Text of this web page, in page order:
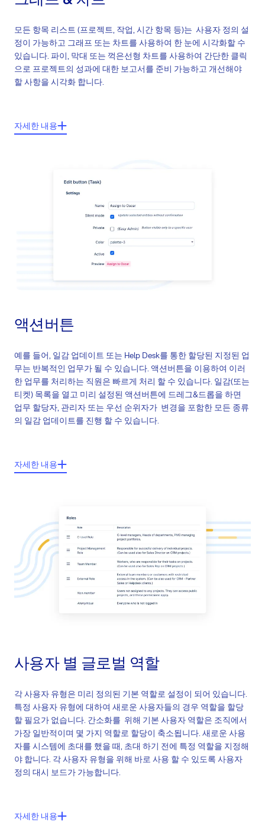
모든 항목 리스트 (프로젝트, 작업, 시간 항목 등)는 사용자 정의 설
정이 가능하고 그래프 또는 차트를 사용하여 한 눈에 시각화할 수
있습니다. 파이, 막대 또는 꺽은선형 차트를 사용하여 간단한 클릭
으로 프로젝트의 성과에 대한 보고서를 준비 가능하고 개선해야
할 사항을 시각화 합니다.
개인화할 수 있는 모든 페이지에서 사용 가능
프로젝트 성과 기반 맞춤형 보고서
자세한 내용
액션버튼
예를 들어, 일감 업데이트 또는 Help Desk를 통한 할당된 지정된 업
무는 반복적인 업무가 될 수 있습니다. 액션버튼을 이용하여 이러
한 업무를 처리하는 직원은 빠르게 처리 할 수 있습니다. 일감(또는
티켓) 목록을 열고 미리 설정된 액션버튼에 드레그&드롭을 하면
업무 할당자, 관리자 또는 우선 순위자가 변경을 포함한 모든 종류
의 일감 업데이트를 진행 할 수 있습니다.
액션버튼으로의 사용자 정의 필드 포함
추가 메뉴에서 사용 가능한 액션버튼의 전체 개요
자세한 내용
사용자 별 글로벌 역할
각 사용자 유형은 미리 정의된 기본 역할로 설정이 되어 있습니다.
특정 사용자 유형에 대하여 새로운 사용자들의 경우 역할을 할당
할 필요가 없습니다. 간소화를 위해 기본 사용자 역할은 조직에서
가장 일반적이며 몇 가지 역할로 할당이 축소됩니다. 새로운 사용
자를 시스템에 초대를 했을 때, 초대 하기 전에 특정 역할을 지정해
야 합니다. 각 사용자 유형을 위해 바로 사용 할 수 있도록 사용자
정의 대시 보드가 가능합니다.
자세한 내용